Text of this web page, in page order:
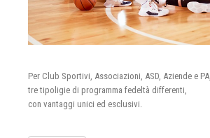
Per Club Sportivi, Associazioni, ASD, Aziende e PA,
tre tipoligie di programma fedeltà differenti,
con vantaggi unici ed esclusivi.